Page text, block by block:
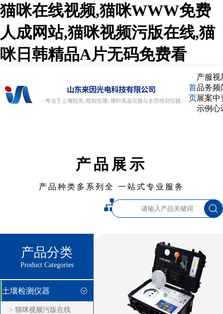
猫咪在线视频,猫咪WWW免费
人成网站,猫咪视频污版在线,猫
咪日韩精品A片无码免费看
首
页
产
品
展
示
服
务
案
例
视
频
中
心
产品展示
产品种类多系列全 一站式专业服务
产品分类
Product Categories
土壤检测仪器
> 猫咪视频污版在线